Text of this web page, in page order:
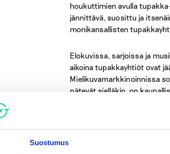
Suostumus
houkuttimien avulla
jännittävä, suosittu ja
monikansallisten
Elokuvissa, sarjoissa ja
aikoina tupakkayhtiöt ovat
Mielikuvamarkkinoinnissa
pätevät sielläkin, on
vaikuttaja on esikuva,
Käyttäjään liitettyjen
sähkösavukepakkauksiin